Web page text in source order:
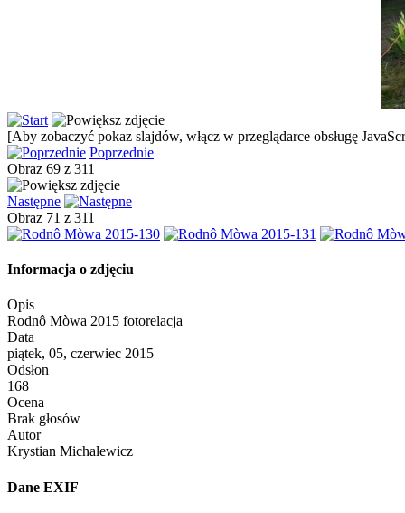
[Aby zobaczyć pokaz slajdów, włącz w przeglądarce obsługę
Poprzednie
Obraz 69 z 311
Następne
Obraz 71 z 311
Informacja o zdjęciu
Opis
Rodnô Mòwa 2015 fotorelacja
Data
piątek, 05, czerwiec 2015
Odsłon
168
Ocena
Brak głosów
Autor
Krystian Michalewicz
Dane EXIF